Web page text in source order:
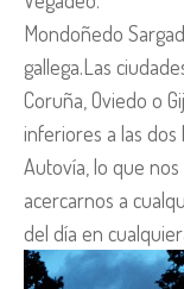
Mondoñedo
gallega.Las
Coruña, Oviedo o
inferiores a las
Autovía, lo que
acercarnos a
del día en